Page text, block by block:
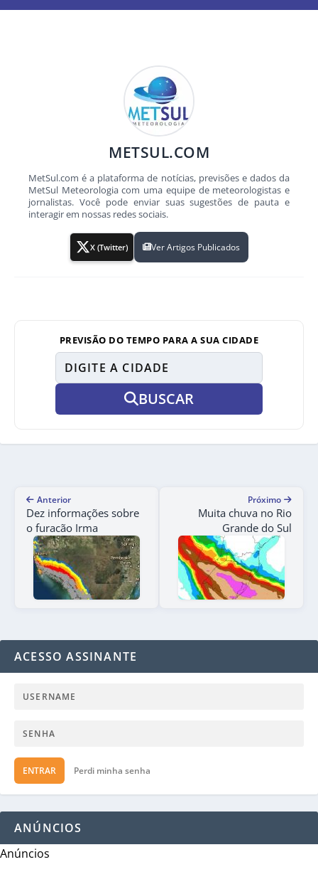
METSUL.COM
MetSul.com é a plataforma de notícias, previsões e dados da
MetSul Meteorologia com uma equipe de meteorologistas e
jornalistas. Você pode enviar suas sugestões de pauta e
interagir em nossas redes sociais.
X (Twitter) Ver Artigos Publicados
PREVISÃO DO TEMPO PARA A SUA CIDADE
BUSCAR
Anterior
Dez informações sobre
o furacão Irma
Próximo
Muita chuva no Rio
Grande do Sul
ACESSO ASSINANTE
ENTRAR Perdi minha senha
ANÚNCIOS
Anúncios